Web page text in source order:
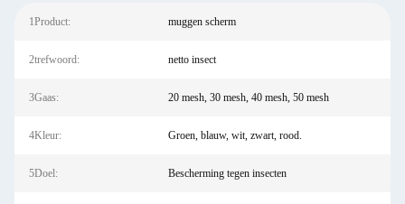
1Product: muggen scherm
2trefwoord: netto insect
3Gaas: 20 mesh, 30 mesh, 40 mesh, 50 mesh
4Kleur: Groen, blauw, wit, zwart, rood.
5Doel: Bescherming tegen insecten